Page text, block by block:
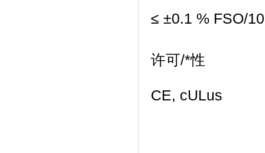
≤ ±0.1 % FSO/
许可/*性
CE, cULus